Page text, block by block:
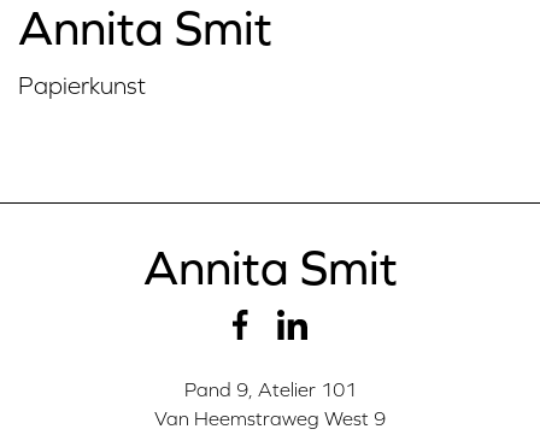
Annita Smit
Papierkunst
Annita Smit
Pand 9, Atelier 101
Van Heemstraweg West 9